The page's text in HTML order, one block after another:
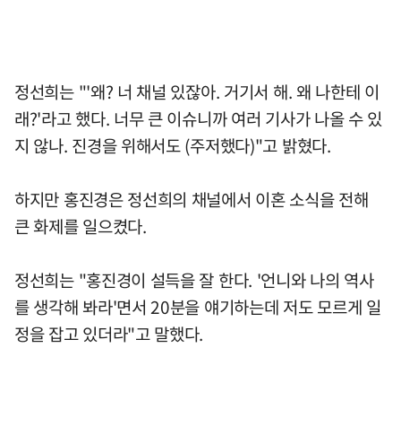
정선희는 "'왜? 너 채널 있잖아. 거기서 해. 왜 나한테 이
래?'라고 했다. 너무 큰 이슈니까 여러 기사가 나올 수 있
지 않나. 진경을 위해서도 (주저했다)"고 밝혔다.
하지만 홍진경은 정선희의 채널에서 이혼 소식을 전해
큰 화제를 일으켰다.
정선희는 "홍진경이 설득을 잘 한다. '언니와 나의 역사
를 생각해 봐라'면서 20분을 얘기하는데 저도 모르게 일
정을 잡고 있더라"고 말했다.